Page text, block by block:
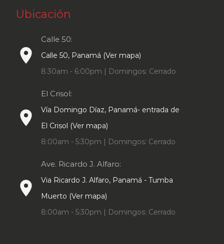
Ubicación
place
Calle 50:
Calle 50, Panamá (Ver mapa)
8:30am - 6:00pm | Domingos: Cerrado
place
El Crisol:
Vía Domingo Díaz, Panamá- entrada de
El Crisol (Ver mapa)
8:00am - 5:30pm | Domingos: Cerrado
place
Ave. Ricardo J. Alfaro:
Via Ricardo J. Alfaro, Panamá - Tumba
Muerto (Ver mapa)
8:00am - 5:30pm | Domingos: Cerrado